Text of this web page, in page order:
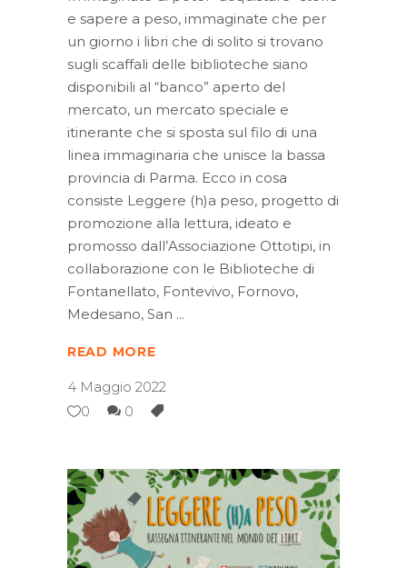
e sapere a peso, immaginate che per
un giorno i libri che di solito si trovano
sugli scaffali delle biblioteche siano
disponibili al “banco” aperto del
mercato, un mercato speciale e
itinerante che si sposta sul filo di una
linea immaginaria che unisce la bassa
provincia di Parma. Ecco in cosa
consiste Leggere (h)a peso, progetto di
promozione alla lettura, ideato e
promosso dall’Associazione Ottotipi, in
collaborazione con le Biblioteche di
Fontanellato, Fontevivo, Fornovo,
Medesano, San
READ MORE
4 Maggio 2022
0
0